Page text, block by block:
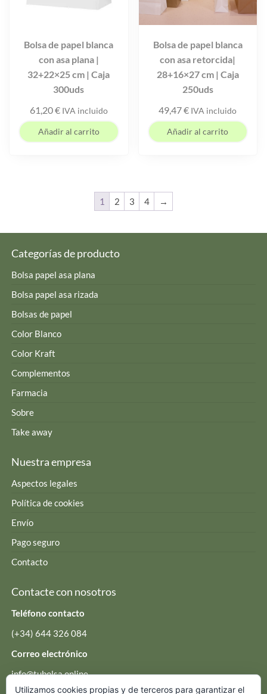
Bolsa de papel blanca
con asa plana |
32+22×25 cm | Caja
300uds
61,20€ IVA incluido
Añadir al carrito
Bolsa de papel blanca
con asa retorcida|
28+16×27 cm | Caja
250uds
49,47€ IVA incluido
Añadir al carrito
1 2 3 4 →
Categorías de producto
Bolsa papel asa plana
Bolsa papel asa rizada
Bolsas de papel
Color Blanco
Color Kraft
Complementos
Farmacia
Sobre
Take away
Nuestra empresa
Aspectos legales
Política de cookies
Envío
Pago seguro
Contacto
Contacte con nosotros
Teléfono contacto
(+34) 644 326 084
Correo electrónico
info@tubolsa.online
Utilizamos cookies propias y de terceros para garantizar el